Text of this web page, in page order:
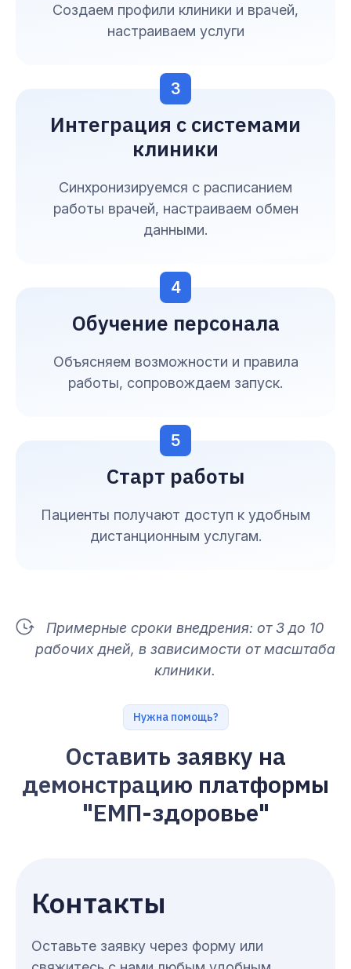
Создаем профили клиники и врачей,
настраиваем услуги
3
Интеграция с системами
клиники
Синхронизируемся с расписанием
работы врачей, настраиваем обмен
данными.
4
Обучение персонала
Объясняем возможности и правила
работы, сопровождаем запуск.
5
Старт работы
Пациенты получают доступ к удобным
дистанционным услугам.
Примерные сроки внедрения: от 3 до 10
рабочих дней, в зависимости от масштаба
клиники.
Нужна помощь?
Оставить заявку на
демонстрацию платформы
"ЕМП-здоровье"
Контакты
Оставьте заявку через форму или